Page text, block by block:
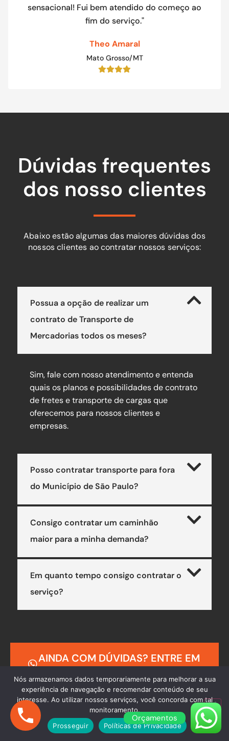
sensacional! Fui bem atendido do começo ao
fim do serviço."
Theo Amaral
Mato Grosso/MT
Dúvidas frequentes
dos nosso clientes
Abaixo estão algumas das maiores dúvidas dos
nossos clientes ao contratar nossos serviços:
Possua a opção de realizar um
contrato de Transporte de
Mercadorias todos os meses?
Sim, fale com nosso atendimento e entenda
quais os planos e possibilidades de contrato
de fretes e transporte de cargas que
oferecemos para nossos clientes e
empresas.
Posso contratar transporte para fora
do Município de São Paulo?
Consigo contratar um caminhão
maior para a minha demanda?
Em quanto tempo consigo contratar o
serviço?
AINDA COM DÚVIDAS? ENTRE EM
CONTATO
Orçamentos
Nós armazenamos dados temporariamente para melhorar a sua
experiência de navegação e recomendar conteúdo de seu
interesse. Ao utilizar nossos serviços, você concorda com tal
monitoramento.
Prosseguir
Políticas de Privacidade